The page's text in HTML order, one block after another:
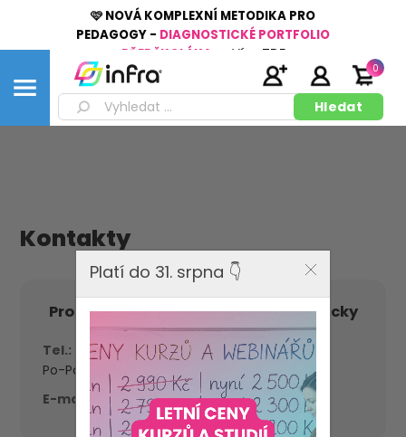
🩷 NOVÁ KOMPLEXNÍ METODIKA PRO
PEDAGOGY - DIAGNOSTICKÉ PORTFOLIO
PŘEDŠKOLÁKA
Více ZDE
0
Kontakty
Pro zájemce o kurzy a výukové pomůcky
Tel.: +420 568 851 733
Po-Pá: 7:30-15:30 hod.
E-mail:
obchod@infracz.cz
Platí do 31. srpna 👇